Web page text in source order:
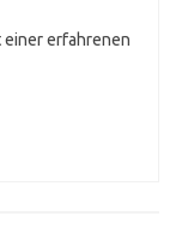
einer erfahrenen